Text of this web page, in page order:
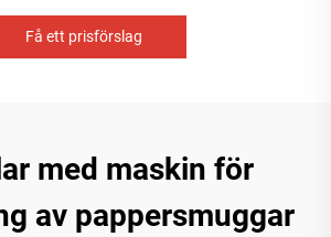
Få ett prisförslag
med maskin för
av pappersmuggar